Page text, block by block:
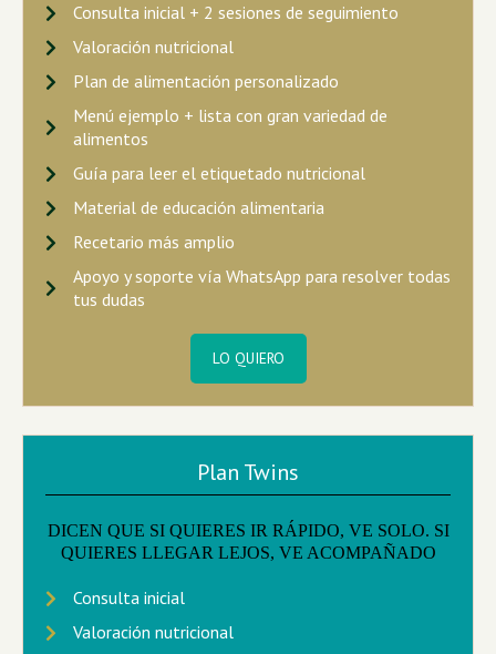
Consulta inicial + 2 sesiones de seguimiento
Valoración nutricional
Plan de alimentación personalizado
Menú ejemplo + lista con gran variedad de
alimentos
Guía para leer el etiquetado nutricional
Material de educación alimentaria
Recetario más amplio
Apoyo y soporte vía WhatsApp para resolver todas
tus dudas
LO QUIERO
Plan Twins
DICEN QUE SI QUIERES IR RÁPIDO, VE SOLO. SI
QUIERES LLEGAR LEJOS, VE ACOMPAÑADO
Consulta inicial
Valoración nutricional